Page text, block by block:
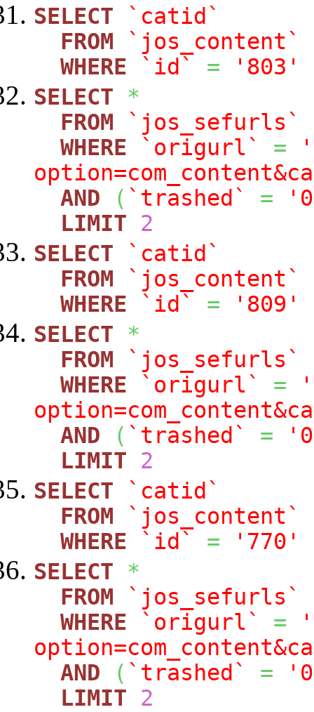
SELECT
`catid`
FROM
`jos_content`
WHERE
`id` =
'803'
SELECT
*
FROM
`jos_sefurls`
WHERE
`origurl` =
AND
( `trashed` =
LIMIT
2
SELECT
`catid`
FROM
`jos_content`
WHERE
`id` =
'809'
SELECT
*
FROM
`jos_sefurls`
WHERE
`origurl` =
AND
( `trashed` =
LIMIT
2
SELECT
`catid`
FROM
`jos_content`
WHERE
`id` =
'770'
SELECT
*
FROM
`jos_sefurls`
WHERE
`origurl` =
AND
( `trashed` =
LIMIT
2